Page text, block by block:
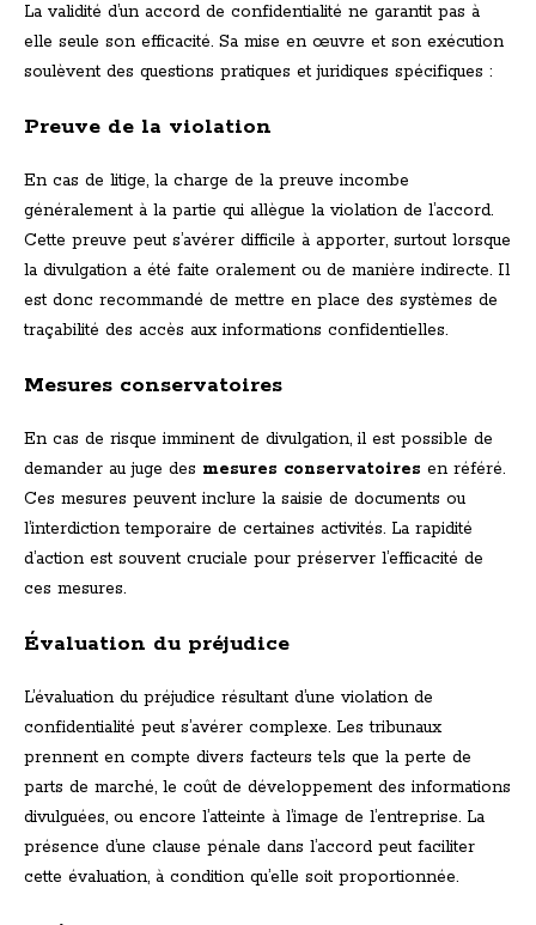
La validité d’un accord de confidentialité ne garantit pas à
elle seule son efficacité. Sa mise en œuvre et son exécution
soulèvent des questions pratiques et juridiques spécifiques :
Preuve de la violation
En cas de litige, la charge de la preuve incombe
généralement à la partie qui allègue la violation de l’accord.
Cette preuve peut s’avérer difficile à apporter, surtout lorsque
la divulgation a été faite oralement ou de manière indirecte. Il
est donc recommandé de mettre en place des systèmes de
traçabilité des accès aux informations confidentielles.
Mesures conservatoires
En cas de risque imminent de divulgation, il est possible de
demander au juge des mesures conservatoires en référé.
Ces mesures peuvent inclure la saisie de documents ou
l’interdiction temporaire de certaines activités. La rapidité
d’action est souvent cruciale pour préserver l’efficacité de
ces mesures.
Évaluation du préjudice
L’évaluation du préjudice résultant d’une violation de
confidentialité peut s’avérer complexe. Les tribunaux
prennent en compte divers facteurs tels que la perte de
parts de marché, le coût de développement des informations
divulguées, ou encore l’atteinte à l’image de l’entreprise. La
présence d’une clause pénale dans l’accord peut faciliter
cette évaluation, à condition qu’elle soit proportionnée.